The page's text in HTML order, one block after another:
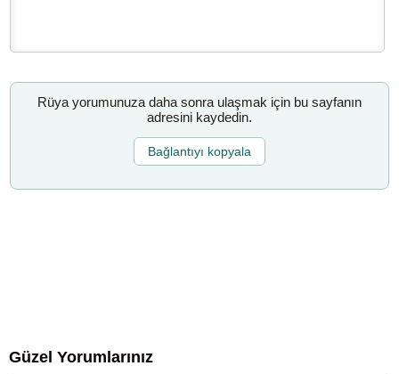
Rüya yorumunuza daha sonra ulaşmak için bu sayfanın
adresini kaydedin.
Bağlantıyı kopyala
Güzel Yorumlarınız